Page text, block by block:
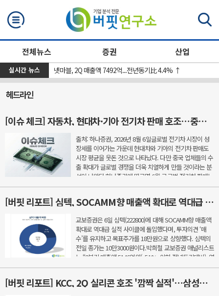
전체뉴스 증권 산업
실시간 뉴스
[장마감] 코스피 4.58%↓(6296.38), 코스닥 0.26%↑(801.67) 넷마블, 2Q 매출액 7492억...전년동기比 4.4% ↑
헤드라인
[이슈 체크] 자동차, 현대차·기아 전기차 판매 호조…중국 공세 속 경쟁력 시험대
출처: 하나증권, 2026년 8월 6일글로벌 전기차 시장이 성
장세를 이어가는 가운데 현대차와 기아의 전기차 판매도
시장 평균을 웃돈 것으로 나타났다. 다만 중국 업체들의 수
출 확대가 글로벌 경쟁을 더욱 치열하게 만들 것이라는 분
석이 나왔다.하나증권에 따르면 6월 글로벌 전기차 판매는
211만1000대로 지난해 같은 기간보다 11% 증가했다.
[버핏 리포트] 심텍, SOCAMM향 매출액 확대로 역대급 실적 사이클 돌입 – 교보
교보증권은 6일 심텍(222800)에 대해 SOCAMM향 매출액
확대로 역대급 실적 사이클에 돌입했다며, 투자의견 ‘매
수’를 유지하고 목표주가를 18만원으로 상향했다. 심텍의
전일 종가는 10만3000원이다.박희철 교보증권 애널리스트
는 “2분기 매출액 5146억원(+51%, 이하 전년동기대비), 영
업이익 629억원(+1035.3%), 영업이익률 12.2%을 기록했
[버핏 리포트] KCC, 2Q 실리콘 호조 '깜짝 실적'…삼성물산 배당 유입도 긍정적 - 삼성
검색